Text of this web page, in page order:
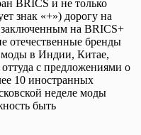
BRICS и не только
знак «+») дорогу на
на BRICS+
отечественные бренды
моды в Индии, Китае,
с предложениями о
10 иностранных
неделе моды
быть